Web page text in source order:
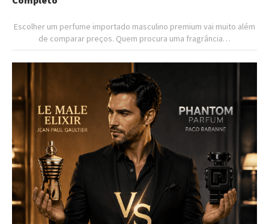
Escolher um perfume importado masculino premium vai muito além
de comparar preços. Quem procura uma fragrância…